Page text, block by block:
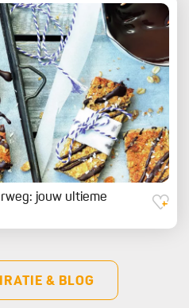
jouw ultieme
& BLOG